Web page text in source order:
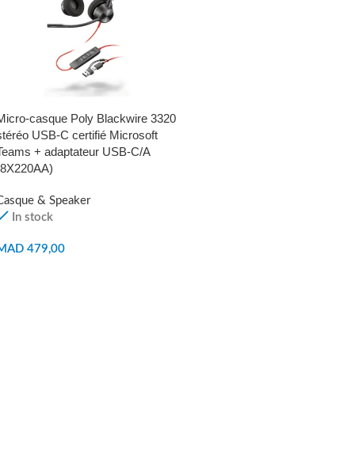
casque Poly Blackwire 3320
USB-C certifié Microsoft
+ adaptateur USB-C/A
& Speaker
In stock
479,00